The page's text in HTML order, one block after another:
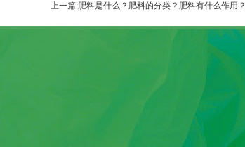
上一篇:肥料是什么？肥料的分类？肥料有什么作用？